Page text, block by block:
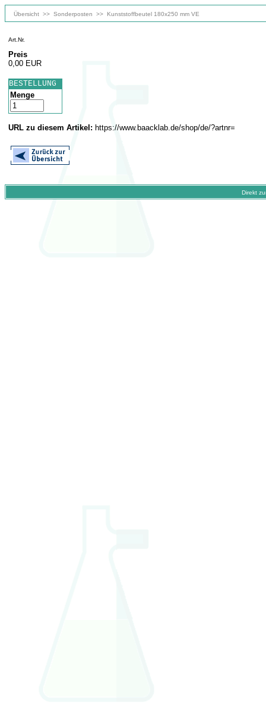
Übersicht >> Sonderposten >> Kunststoffbeutel 180x250 mm VE
Art.Nr.
Preis
0,00 EUR
BESTELLUNG
Menge
URL zu diesem Artikel: https://www.baacklab.de/shop/de/?artnr=
Direkt